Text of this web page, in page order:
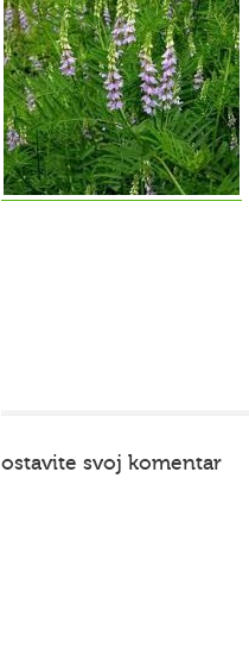
ostavite svoj komentar